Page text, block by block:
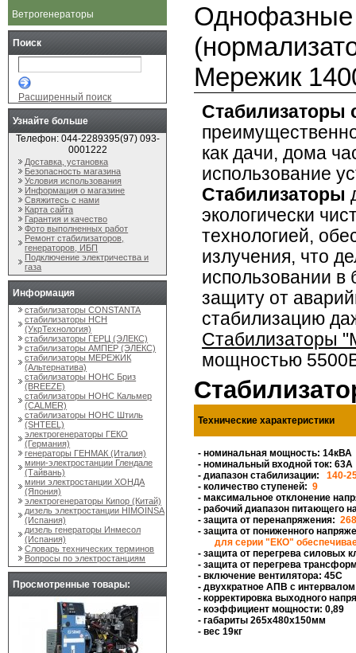
Однофазные
Мережик 14
Стабилизаторы
как дачи, дома
использование
Стабилизаторы
экологически
технологией,
излучения, что
использовании в
защиту от
стабилизацию
Стабилизаторы
мощностью
Технические характеристики
- номинальная мощность: 14кВА
- номинальный входной ток: 63А
- диапазон стабилизации:
140-
- количество ступеней: 9
- максимальное отклонение
- рабочий диапазон питающего
- защита от перенапряжения:
- защита от пониженного
для серии "ЕКО"
- защита от перегрева силовых
- защита от перегрева
- включение вентилятора: 45С
- двухкратное АПВ с
- корректировка выходного
- коэффициент мощности: 0,89
- габариты 265x480x150мм
- вес 19кг
Ветрогенераторы
Поиск
Расширенный поиск
Узнайте больше
Телефон: 044-2289395(97) 093-
0001222
Доставка, установка
Безопасность магазина
Условия использования
Информация о магазине
Свяжитесь с нами
Карта сайта
Гарантия и качество
Фото выполненных работ
Ремонт стабилизаторов,
генераторов, ИБП
Подключение электричества и
газа
Информация
стабилизаторы CONSTANTA
стабилизаторы НСН
(УкрТехнология)
стабилизаторы ГЕРЦ (ЭЛЕКС)
стабилизаторы АМПЕР (ЭЛЕКС)
стабилизаторы МЕРЕЖИК
(Альтернатива)
стабилизаторы НОНС Бриз
(BREEZE)
стабилизаторы НОНС Кальмер
(CALMER)
стабилизаторы НОНС Штиль
(SHTEEL)
электрогенераторы ГЕКО
(Германия)
генераторы ГЕНМАК (Италия)
мини-электростанции Глендале
(Тайвань)
мини электростанции ХОНДА
(Япония)
электрогенераторы Кипор (Китай)
дизель электростанции HIMOINSA
(Испания)
дизель генераторы Инмесол
(Испания)
Словарь технических терминов
Вопросы по электростанциям
Просмотренные товары: